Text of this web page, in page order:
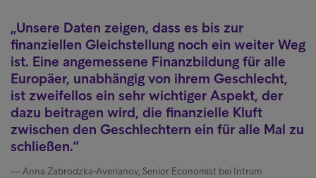
Unsere Daten zeigen, dass es bis zur
finanziellen Gleichstellung noch ein weiter Weg
ist. Eine angemessene Finanzbildung für alle
Europäer, unabhängig von ihrem Geschlecht,
ist zweifellos ein sehr wichtiger Aspekt, der
dazu beitragen wird, die finanzielle Kluft
zwischen den Geschlechtern ein für alle Mal zu
schließen.
Anna Zabrodzka-Averianov, Senior Economist bei Intrum